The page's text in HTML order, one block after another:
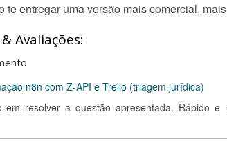
te entregar uma versão mais comercial,
Avaliações:
n8n com Z-API e Trello (triagem jurídica)
em resolver a questão apresentada. Rápido e